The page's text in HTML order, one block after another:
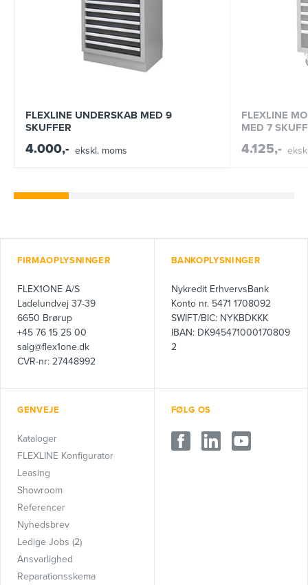
FLEXLINE UNDERSKAB MED 9
SKUFFER
4.000,- ekskl. moms
FLEXLINE
MED 7
4.125,-
FIRMAOPLYSNINGER
FLEX1ONE A/S
Ladelundvej 37-39
6650 Brørup
+45 76 15 25 00
salg@flex1one.dk
CVR-nr: 27448992
BANKOPLYSNINGER
Nykredit ErhvervsBank
Konto nr. 5471 1708092
SWIFT/BIC: NYKBDKKK
IBAN: DK945471000170809
2
GENVEJE
Kataloger
FLEXLINE Konfigurator
Leasing
Showroom
Referencer
Nyhedsbrev
Ledige Jobs (2)
Ansvarlighed
Reparationsskema
FØLG OS